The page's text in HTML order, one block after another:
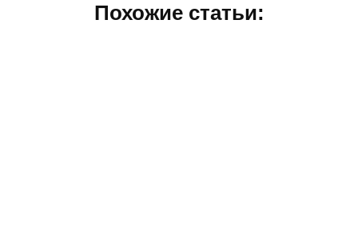
Похожие статьи: